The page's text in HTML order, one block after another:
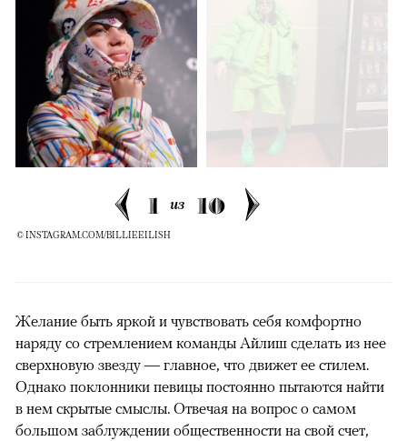
1 из 10
© INSTAGRAM.COM/BILLIEEILISH
Желание быть яркой и чувствовать себя комфортно
наряду со стремлением команды Айлиш сделать из нее
сверхновую звезду — главное, что движет ее стилем.
Однако поклонники певицы постоянно пытаются найти
в нем скрытые смыслы. Отвечая на вопрос о самом
большом заблуждении общественности на свой счет,